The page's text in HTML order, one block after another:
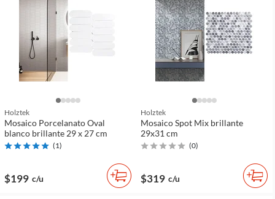
Holztek
Mosaico Porcelanato Oval
blanco brillante 29 x 27 cm
(1)
$199 c/u
Holztek
Mosaico Spot Mix brillante
29x31 cm
(0)
$319 c/u